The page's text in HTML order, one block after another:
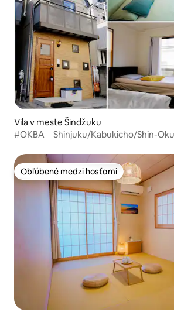
Vila v meste Šindžuku
#OKBA｜Shinjuku/Kabukicho/Shin-
Higashi-Shinjuku
Obľúbené medzi hosťami
Obľúbené medzi hosťami